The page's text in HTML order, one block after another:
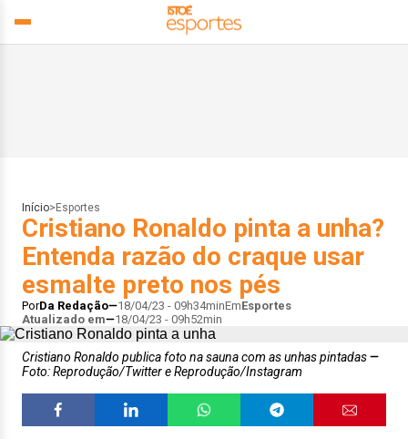
Início> Esportes
Cristiano Ronaldo pinta a unha?
Entenda razão do craque usar
esmalte preto nos pés
PorDa Redação 18/04/23 - 09h34minEmEsportes
Atualizado em
18/04/23 - 09h52min
Cristiano Ronaldo publica foto na sauna com as unhas pintadas
Foto: Reprodução/Twitter e Reprodução/Instagram